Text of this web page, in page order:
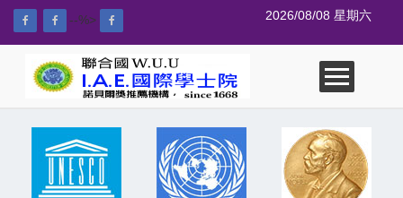
--%> 2026/08/08 星期六